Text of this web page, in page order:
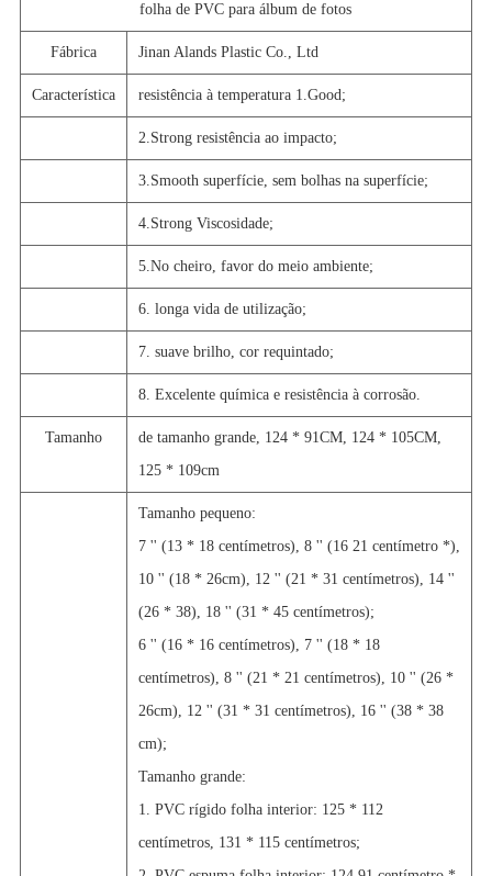
folha de PVC para álbum de fotos
Fábrica Jinan Alands Plastic Co., Ltd
Característica resistência à temperatura 1.Good;
2.Strong resistência ao impacto;
3.Smooth superfície, sem bolhas na superfície;
4.Strong Viscosidade;
5.No cheiro, favor do meio ambiente;
6. longa vida de utilização;
7. suave brilho, cor requintado;
8. Excelente química e resistência à corrosão.
Tamanho
de tamanho grande, 124 * 91CM, 124 * 105CM,
125 * 109cm
Tamanho pequeno:
7 '' (13 * 18 centímetros), 8 '' (16 21 centímetro *),
10 '' (18 * 26cm), 12 '' (21 * 31 centímetros), 14 ''
(26 * 38), 18 '' (31 * 45 centímetros);
6 '' (16 * 16 centímetros), 7 '' (18 * 18
centímetros), 8 '' (21 * 21 centímetros), 10 '' (26 *
26cm), 12 '' (31 * 31 centímetros), 16 '' (38 * 38
cm);
Tamanho grande:
1. PVC rígido folha interior: 125 * 112
centímetros, 131 * 115 centímetros;